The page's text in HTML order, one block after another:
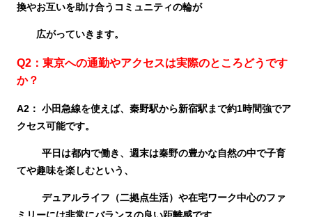
換やお互いを助け合うコミュニティの輪が
広がっていきます。
Q2：東京への通勤やアクセスは実際のところどうです
か？
A2： 小田急線を使えば、秦野駅から新宿駅まで約1時間強でア
クセス可能です。
平日は都内で働き、週末は秦野の豊かな自然の中で子育
てや趣味を楽しむという、
デュアルライフ（二拠点生活）や在宅ワーク中心のファ